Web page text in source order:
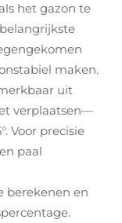
het gazon te
maken.
uit
verplaatsen—
Voor precisie
paal
berekenen en